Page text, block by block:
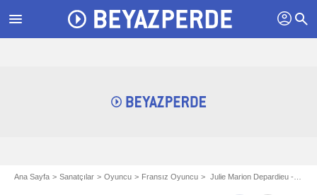
menu profil search
Ana Sayfa Sanatçılar Oyuncu Fransız Oyuncu Julie Marion Depardieu - aka Julie Depardieu